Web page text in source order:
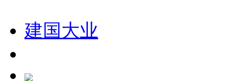
建国大业